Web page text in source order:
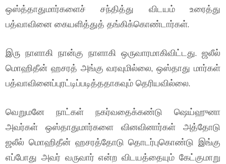
ஒஸ்த்தாதுமார்களைச் சந்தித்து விடயம் உரைத்து
பத்வாவினை கையளித்துத் தங்கிக்கொண்டார்கள்.
இரு நாளாகி நான்கு நாளாகி ஒருவாரமாகிவிட்டது. ஜலீல்
மொஹிதீன் ஹசரத் அங்கு வரவுமில்லை, ஒஸ்தாது மார்கள்
பத்வாவினைப்புரட்டிப்படித்ததாகவும் தெரியவில்லை.
வெறுமனே நாட்கள் நகர்வதைக்கண்டு ஷெய்ஹுனா
அவர்கள் ஒஸ்தாதுமார்களை வினவினார்கள் அத்தோடு
ஜலீல் மொஹிதீன் ஹசரத்தோடு தொடர்புகொண்டு இங்கு
எப்போது அவர் வருவார் என்ற விடயத்தையும் கேட்குமாறு